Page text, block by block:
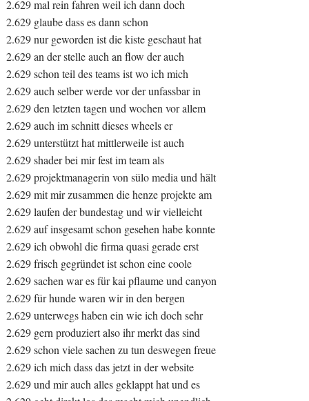
2.629 mal rein fahren weil ich dann doch
2.629 glaube dass es dann schon
2.629 nur geworden ist die kiste geschaut hat
2.629 an der stelle auch an flow der auch
2.629 schon teil des teams ist wo ich mich
2.629 auch selber werde vor der unfassbar in
2.629 den letzten tagen und wochen vor allem
2.629 auch im schnitt dieses wheels er
2.629 unterstützt hat mittlerweile ist auch
2.629 shader bei mir fest im team als
2.629 projektmanagerin von sülo media und hält
2.629 mit mir zusammen die henze projekte am
2.629 laufen der bundestag und wir vielleicht
2.629 auf insgesamt schon gesehen habe konnte
2.629 ich obwohl die firma quasi gerade erst
2.629 frisch gegründet ist schon eine coole
2.629 sachen war es für kai pflaume und canyon
2.629 für hunde waren wir in den bergen
2.629 unterwegs haben ein wie ich doch sehr
2.629 gern produziert also ihr merkt das sind
2.629 schon viele sachen zu tun deswegen freue
2.629 ich mich dass das jetzt in der website
2.629 und mir auch alles geklappt hat und es